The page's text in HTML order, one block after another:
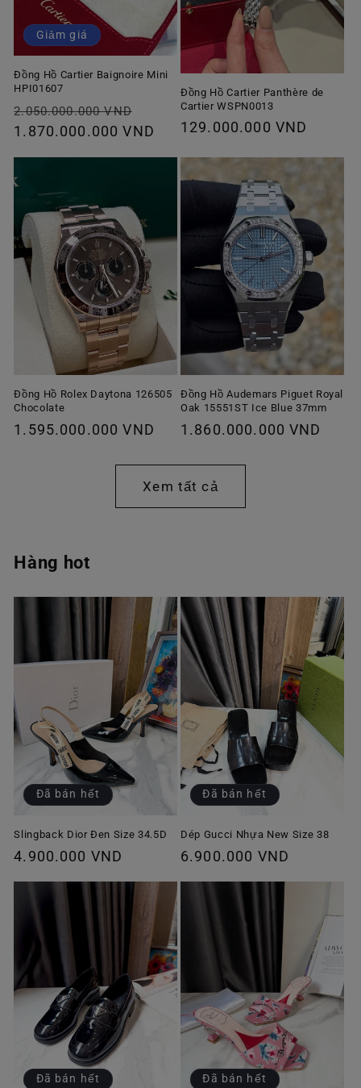
Giảm giá
Đồng Hồ Cartier Baignoire Mini
HPI01607
Giá
thông
2.050.000.000 VND
ưu
1.870.000.000 VND
Đồng Hồ Cartier Panthère de
Cartier WSPN0013
Giá
thường
129.000.000 VND
Đồng Hồ Rolex Daytona 126505
Chocolate
Giá
1.595.000.000 VND
Đồng Hồ Audemars Piguet Royal
Oak 15551ST Ice Blue 37mm
Giá
thường
1.860.000.000 VND
Xem tất cả
Hàng hot
Đã bán hết
Slingback Dior Đen Size 34.5D
Giá
thường
4.900.000 VND
Đã bán hết
Dép Gucci Nhựa New Size 38
Giá
6.900.000 VND
Đã bán hết Đã bán hết